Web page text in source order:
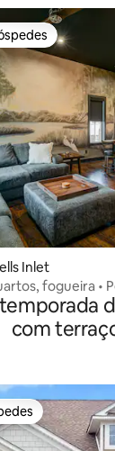
dos
Inlet
fogueira •
com